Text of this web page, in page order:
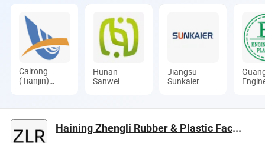
Cairong
(Tianjin)
Ltd.
Hunan
Sanwei
Protection
Co., Ltd
Jiangsu
Sunkaier
Co., Ltd.
Haining Zhengli Rubber & Plastic Factory